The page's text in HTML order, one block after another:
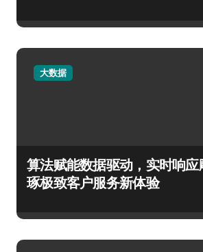
大数据
算法赋能数据驱动，实时响应
琢极致客户服务新体验